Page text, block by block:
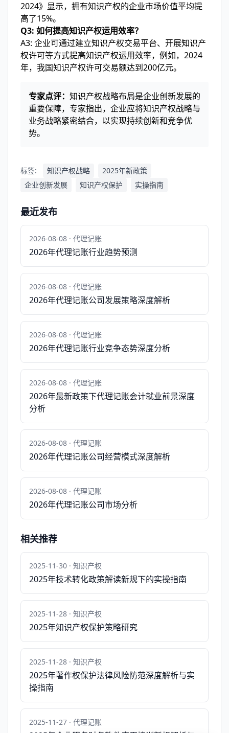
2024》显示，拥有知识产权的企业市场价值平均提
高了15%。
Q3: 如何提高知识产权运用效率？
A3: 企业可通过建立知识产权交易平台、开展知识产
权许可等方式提高知识产权运用效率，例如，2024
年，我国知识产权许可交易额达到200亿元。
专家点评： 知识产权战略布局是企业创新发展的
重要保障，专家指出，企业应将知识产权战略与
业务战略紧密结合，以实现持续创新和竞争优
势。
标签: 知识产权战略
2025年新政策
企业创新发展
知识产权保护 实操指南
最近发布
2026-08-08 · 代理记账
2026年代理记账行业趋势预测
2026-08-08 · 代理记账
2026年代理记账公司发展策略深度解析
2026-08-08 · 代理记账
2026年代理记账行业竞争态势深度分析
2026-08-08 · 代理记账
2026年最新政策下代理记账会计就业前景深度
分析
2026-08-08 · 代理记账
2026年代理记账公司经营模式深度解析
2026-08-08 · 代理记账
2026年代理记账公司市场分析
相关推荐
2025-11-30 · 知识产权
2025年技术转化政策解读新规下的实操指南
2025-11-28 · 知识产权
2025年知识产权保护策略研究
2025-11-28 · 知识产权
2025年著作权保护法律风险防范深度解析与实
操指南
2025-11-27 · 代理记账